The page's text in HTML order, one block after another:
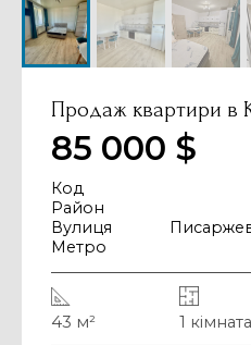
Продаж квартири в
85 000 $
Код
Район
Вулиця
Метро
43 м² 1 кімната